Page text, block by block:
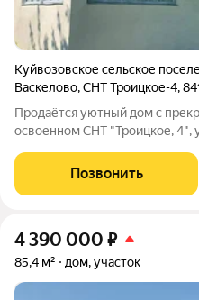
Куйвозовское сельское
Васкелово,СНТ Троицкое-4,
Продаётся уютный дом с
освоенном СНТ "Троицкое, 4",
пешком. До КАД 43 км. До ж/д
номер участка:
Позвонить
4 390 000 ₽
85,4 м² дом, участок